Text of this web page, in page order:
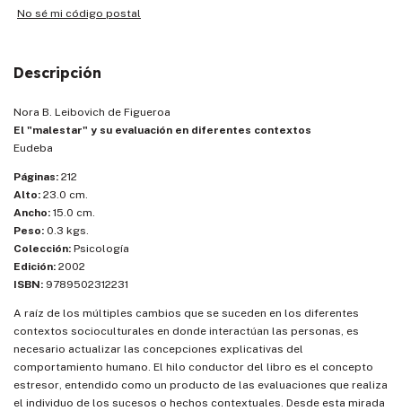
No sé mi código postal
Descripción
Nora B. Leibovich de Figueroa
El "malestar" y su evaluación en diferentes contextos
Eudeba
Páginas: 212
Alto: 23.0 cm.
Ancho: 15.0 cm.
Peso: 0.3 kgs.
Colección: Psicología
Edición: 2002
ISBN: 9789502312231
A raíz de los múltiples cambios que se suceden en los diferentes
contextos socioculturales en donde interactúan las personas, es
necesario actualizar las concepciones explicativas del
comportamiento humano. El hilo conductor del libro es el concepto
estresor, entendido como un producto de las evaluaciones que realiza
el individuo de los sucesos o hechos contextuales. Desde esta mirada